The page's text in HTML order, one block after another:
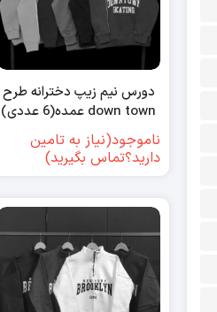
دورس نیم زیپ دخترانه طرح
down town عمده(6 عددی)
ناموجود(نیاز به تامین
دارید؟تماس بگیرید)